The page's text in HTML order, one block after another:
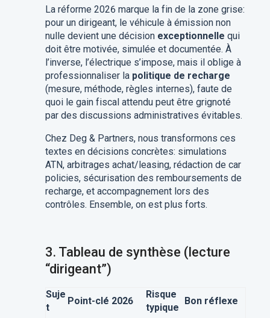
La réforme 2026 marque la fin de la zone grise:
pour un dirigeant, le véhicule à émission non
nulle devient une décision exceptionnelle qui
doit être motivée, simulée et documentée. À
l’inverse, l’électrique s’impose, mais il oblige à
professionnaliser la politique de recharge
(mesure, méthode, règles internes), faute de
quoi le gain fiscal attendu peut être grignoté
par des discussions administratives évitables.
Chez Deg & Partners, nous transformons ces
textes en décisions concrètes: simulations
ATN, arbitrages achat/leasing, rédaction de car
policies, sécurisation des remboursements de
recharge, et accompagnement lors des
contrôles. Ensemble, on est plus forts.
3. Tableau de synthèse (lecture
“dirigeant”)
Suje
t
Point-clé 2026
Risque
typique
Bon réflexe